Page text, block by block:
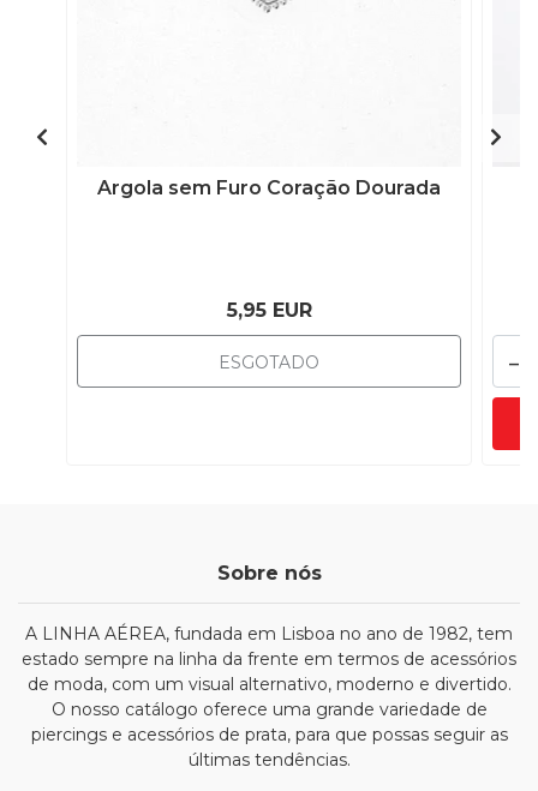
Argola sem Furo Coração Dourada
5,95 EUR
ESGOTADO -
Sobre nós
A LINHA AÉREA, fundada em Lisboa no ano de 1982, tem
estado sempre na linha da frente em termos de acessórios
de moda, com um visual alternativo, moderno e divertido.
O nosso catálogo oferece uma grande variedade de
piercings e acessórios de prata, para que possas seguir as
últimas tendências.